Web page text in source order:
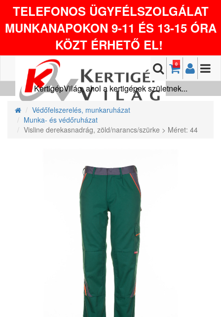
TELEFONOS ÜGYFÉLSZOLGÁLAT
MUNKANAPOKON 9-11 ÉS 13-15 ÓRA
KÖZT ÉRHETŐ EL!
0
KertigépVilág, ahol a kertigépek születnek...
Védőfelszerelés, munkaruházat
Munka- és védőruházat
Visline derekasnadrág, zöld/narancs/szürke > Méret: 44